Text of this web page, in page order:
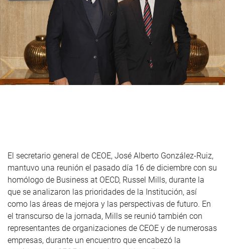
El secretario general de CEOE, José Alberto González-Ruiz,
mantuvo una reunión el pasado día 16 de diciembre con su
homólogo de Business at OECD, Russel Mills, durante la
que se analizaron las prioridades de la Institución, así
como las áreas de mejora y las perspectivas de futuro. En
el transcurso de la jornada, Mills se reunió también con
representantes de organizaciones de CEOE y de numerosas
empresas, durante un encuentro que encabezó la